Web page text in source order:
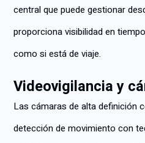
central que puede gestionar
proporciona visibilidad en
como si está de viaje.
Videovigilancia y
Las cámaras de alta definición
detección de movimiento con